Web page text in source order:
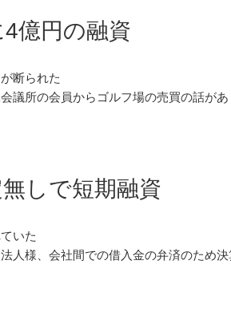
億円の融資
断られた
議所の会員からゴルフ場の売買の話が
しで短期融資
いた
人様、会社間での借入金の弁済のため